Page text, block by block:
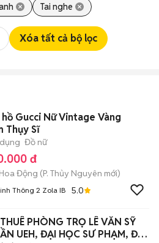
Tai nghe
Xóa tất cả bộ lọc
Gucci Nữ Vintage Vàng
Thụy Sĩ
Đồ nữ
đ
Động (P. Thủy Nguyên mới)
Thông 2 Zola IB 5.0
PHÒNG TRỌ LÊ VĂN SỸ
UEH, ĐẠI HỌC SƯ PHẠM, ĐẠI